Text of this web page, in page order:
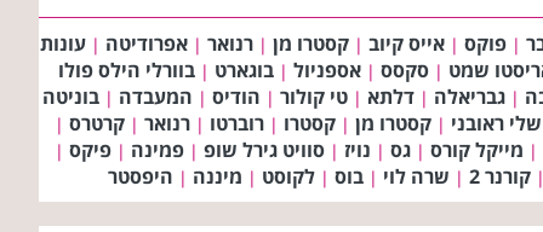
| פוקס | אייס קיוב | קסטרו מן | רנואר | אפרודיטה | עונות
שמט | סקסס | אספניול | בוגארט | בוורלי הילס פולו
| גבריאלה | דלתא | טי קולור | הודיס | המעבדה | בוניטה
ראובני | קסטרו מן | קסטרו | רוברטו | רנואר | קרטרס |
| מייקל קורס | גס | נויז | סוויט גירל שופ | פמינה | פיקס |
| קורנר 2 | שרה לוי | בוס | לקוסט | מיננה | היפסטר